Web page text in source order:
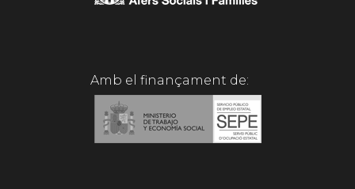
Amb el finançament de: